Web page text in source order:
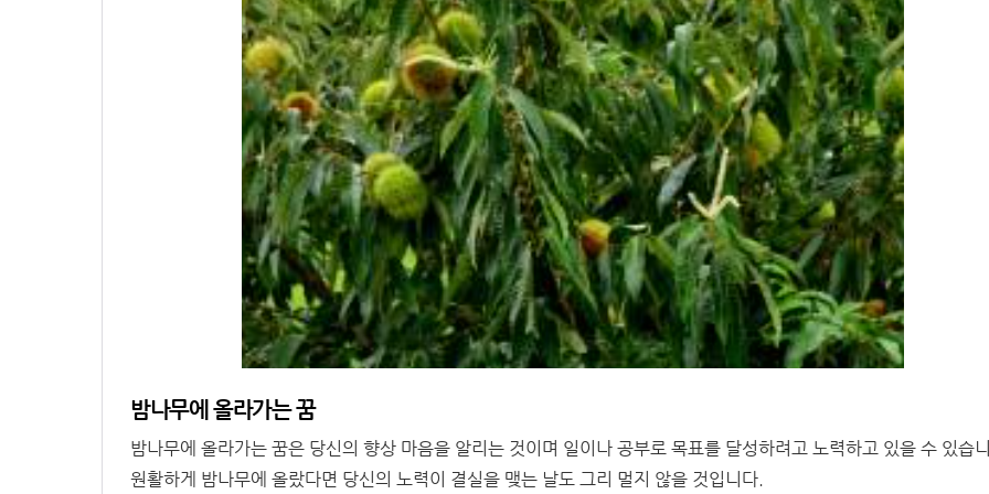
밤나무에 올라가는 꿈
밤나무에 올라가는 꿈은 당신의 향상 마음을 알리는 것이며 일이나 공부로 목표를 달성하려고 노력하고 있을 수 있습
원활하게 밤나무에 올랐다면 당신의 노력이 결실을 맺는 날도 그리 멀지 않을 것입니다.